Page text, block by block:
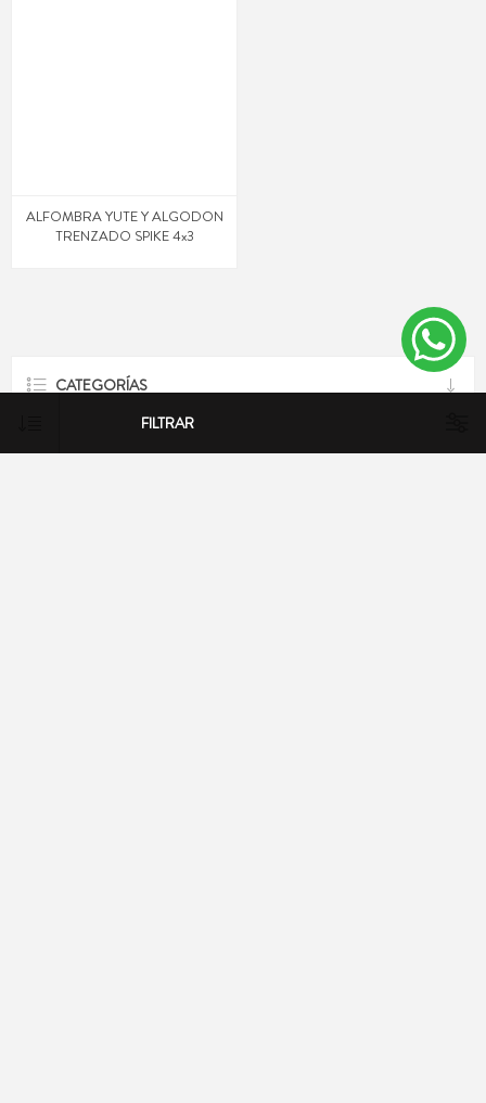
FILTRAR
ALFOMBRA YUTE Y ALGODON
TRENZADO SPIKE 4x3
CATEGORÍAS